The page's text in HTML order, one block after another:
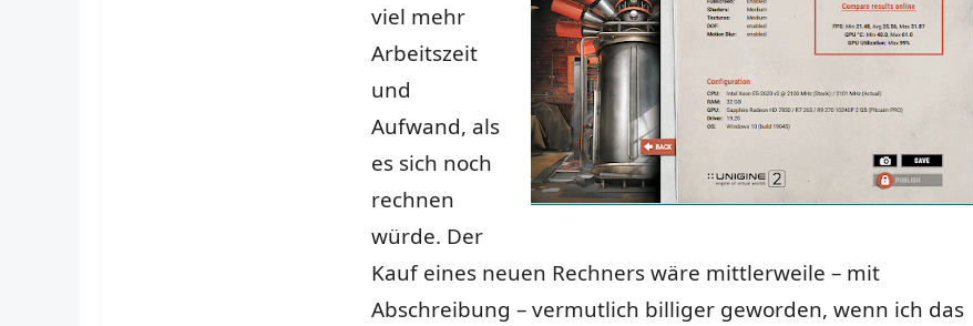
viel mehr
Arbeitszeit
und
Aufwand, als
es sich noch
rechnen
würde. Der
Kauf eines neuen Rechners wäre mittlerweile – mit
Abschreibung – vermutlich billiger geworden, wenn ich das